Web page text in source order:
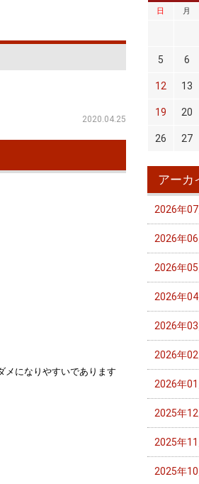
2020.04.25
メになりやすいであります
日 月
5 6
12 13
19 20
26 27
アーカ
2026年
2026年
2026年
2026年
2026年
2026年
2026年
2025年
2025年
2025年